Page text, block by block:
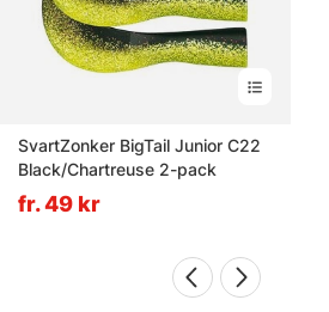
SvartZonker BigTail Junior C22
Black/Chartreuse 2-pack
fr. 49 kr